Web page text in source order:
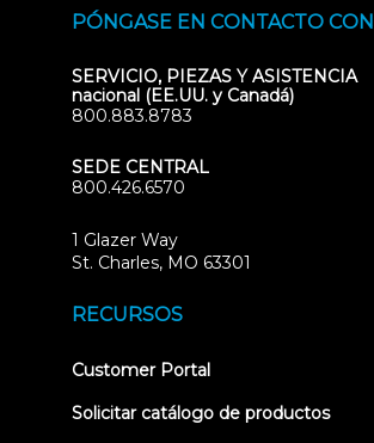
PÓNGASE EN CONTACTO CON
SERVICIO, PIEZAS Y ASISTENCIA
nacional (EE.UU. y Canadá)
800.883.8783
SEDE CENTRAL
800.426.6570
1 Glazer Way
St. Charles, MO 63301
RECURSOS
Customer Portal(opens
new
Solicitar catálogo de productos